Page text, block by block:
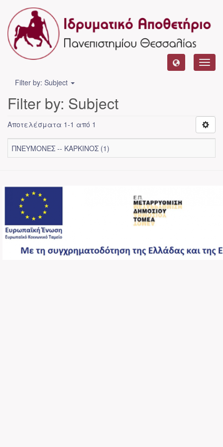
Filter by: Subject
Filter by: Subject
Αποτελέσματα 1-1 από 1
ΠΝΕΥΜΟΝΕΣ -- ΚΑΡΚΙΝΟΣ (1)